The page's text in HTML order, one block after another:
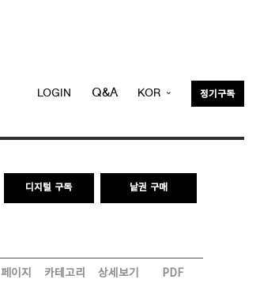
LOGIN Q&A KOR 정기구독
디지털 구독 낱권 구매
페이지 카테고리 상세보기 PDF